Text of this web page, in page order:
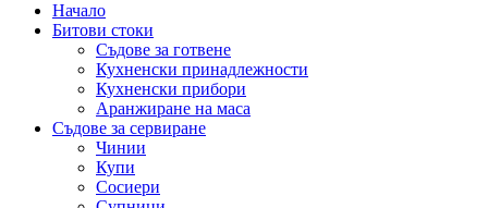
Начало
Битови стоки
Съдове за готвене
Кухненски принадлежности
Кухненски прибори
Аранжиране на маса
Съдове за сервиране
Чинии
Купи
Сосиери